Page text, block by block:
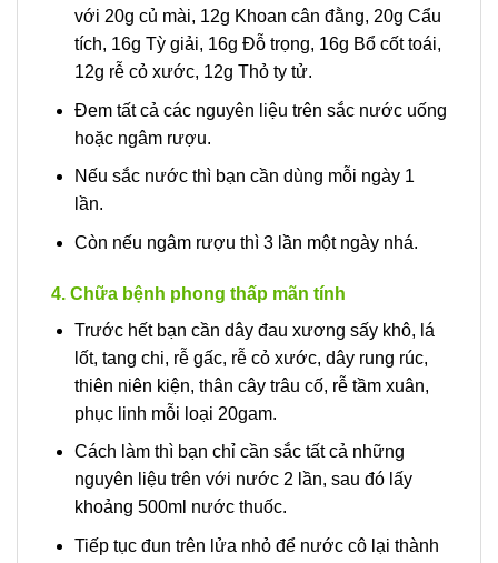
với 20g củ mài, 12g Khoan cân đằng, 20g Cẩu
tích, 16g Tỳ giải, 16g Đỗ trọng, 16g Bổ cốt toái,
12g rễ cỏ xước, 12g Thỏ ty tử.
Đem tất cả các nguyên liệu trên sắc nước uống
hoặc ngâm rượu.
Nếu sắc nước thì bạn cần dùng mỗi ngày 1
lần.
Còn nếu ngâm rượu thì 3 lần một ngày nhá.
4. Chữa bệnh phong thấp mãn tính
Trước hết bạn cần dây đau xương sấy khô, lá
lốt, tang chi, rễ gấc, rễ cỏ xước, dây rung rúc,
thiên niên kiện, thân cây trâu cố, rễ tầm xuân,
phục linh mỗi loại 20gam.
Cách làm thì bạn chỉ cần sắc tất cả những
nguyên liệu trên với nước 2 lần, sau đó lấy
khoảng 500ml nước thuốc.
Tiếp tục đun trên lửa nhỏ để nước cô lại thành